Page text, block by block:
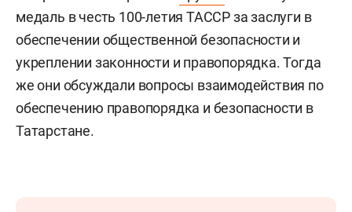
медаль в честь 100-летия ТАССР за заслуги в
обеспечении общественной безопасности и
укреплении законности и правопорядка. Тогда
же они обсуждали вопросы взаимодействия по
обеспечению правопорядка и безопасности в
Татарстане.